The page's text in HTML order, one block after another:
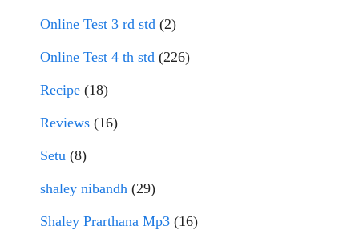
Online Test 3 rd std (2)
Online Test 4 th std (226)
Recipe (18)
Reviews (16)
Setu (8)
shaley nibandh (29)
Shaley Prarthana Mp3 (16)